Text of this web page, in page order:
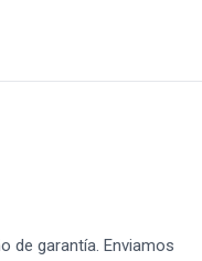
de garantía. Enviamos